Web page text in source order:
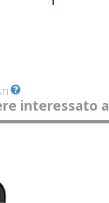
interessato a